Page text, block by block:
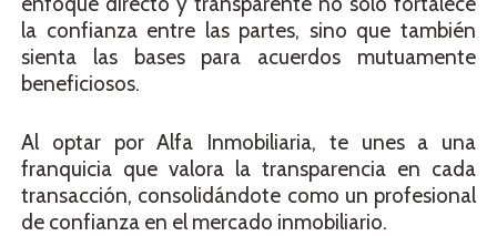
la confianza entre las partes, sino que también
sienta las bases para acuerdos mutuamente
beneficiosos.
Al optar por Alfa Inmobiliaria, te unes a una
franquicia que valora la transparencia en cada
transacción, consolidándote como un profesional
de confianza en el mercado inmobiliario.